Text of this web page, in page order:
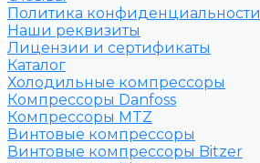
Политика конфиденциальности
Наши реквизиты
Лицензии и сертификаты
Каталог
Холодильные компрессоры
Компрессоры Danfoss
Компрессоры MTZ
Винтовые компрессоры
Винтовые компрессоры Bitzer